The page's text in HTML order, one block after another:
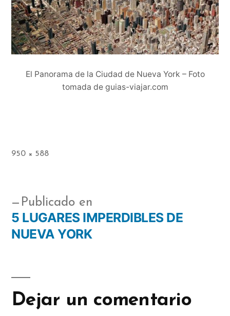
El Panorama de la Ciudad de Nueva York – Foto
tomada de guias-viajar.com
950 × 588
Publicado en
5 LUGARES IMPERDIBLES DE
NUEVA YORK
Dejar un comentario